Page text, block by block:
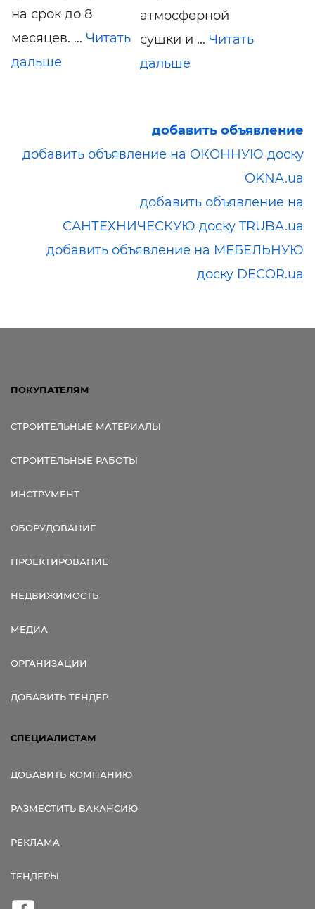
на срок до 8
месяцев. ... Читать
дальше
атмосферной
сушки и ... Читать
дальше
добавить объявление
добавить объявление на ОКОННУЮ доску
OKNA.ua
добавить объявление на
САНТЕХНИЧЕСКУЮ доску TRUBA.ua
добавить объявление на МЕБЕЛЬНУЮ
доску DECOR.ua
ПОКУПАТЕЛЯМ
СТРОИТЕЛЬНЫЕ МАТЕРИАЛЫ
СТРОИТЕЛЬНЫЕ РАБОТЫ
ИНСТРУМЕНТ
ОБОРУДОВАНИЕ
ПРОЕКТИРОВАНИЕ
НЕДВИЖИМОСТЬ
МЕДИА
ОРГАНИЗАЦИИ
ДОБАВИТЬ ТЕНДЕР
СПЕЦИАЛИСТАМ
ДОБАВИТЬ КОМПАНИЮ
РАЗМЕСТИТЬ ВАКАНСИЮ
РЕКЛАМА
ТЕНДЕРЫ